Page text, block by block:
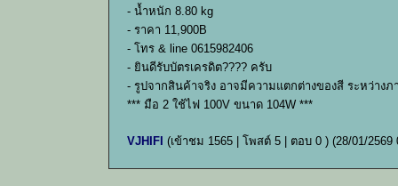
- น้ำหนัก 8.80 kg
- ราคา 11,900B
- โทร & line 0615982406
- ยินดีรับบัตรเครดิต???? ครับ
- รูปจากสินค้าจริง อาจมีความแตกต่างของสี ระหว่าง
*** มือ 2 ใช้ไฟ 100V ขนาด 104W ***
VJHIFI (เข้าชม 1565 | โพสต์ 5 | ตอบ 0 ) (28/01/2569